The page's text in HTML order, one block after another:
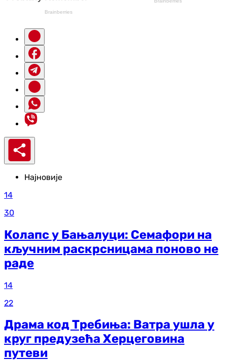
Најновије
14
30
Колапс у Бањалуци: Семафори на
кључним раскрсницама поново не
раде
14
22
Драма код Требиња: Ватра ушла у
круг предузећа Херцеговина
путеви